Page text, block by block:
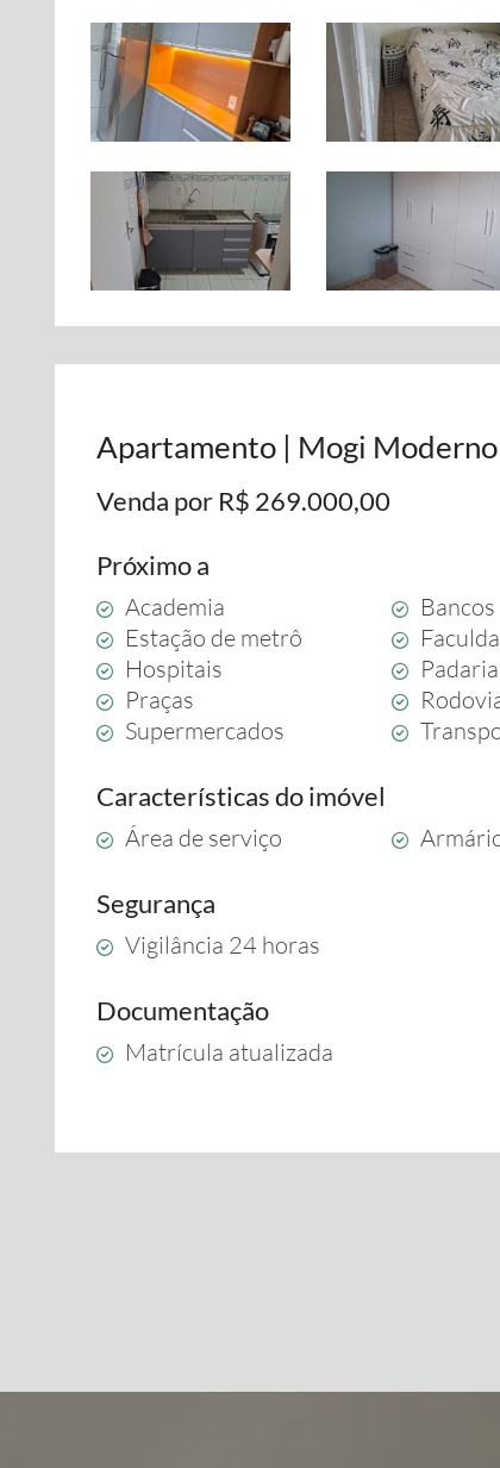
Apartamento | Mogi
Venda por R$ 269.000,00
Próximo a
Academia Bancos
Estação de metrô
Hospitais
Praças
Supermercados
Características do imóvel
Área de serviço
Segurança
Vigilância 24 horas
Documentação
Matrícula atualizada